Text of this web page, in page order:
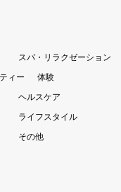
スパ・リラクゼーション
ィー
体験
ヘルスケア
ライフスタイル
その他